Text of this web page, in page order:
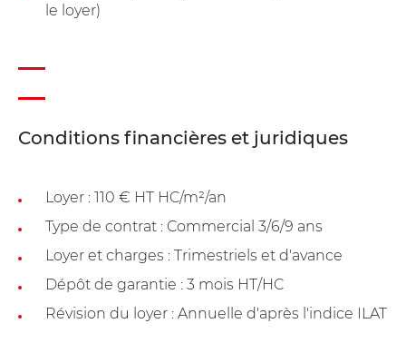
le loyer)
Conditions financières et juridiques
Loyer : 110 € HT HC/m²/an
Type de contrat : Commercial 3/6/9 ans
Loyer et charges : Trimestriels et d'avance
Dépôt de garantie : 3 mois HT/HC
Révision du loyer : Annuelle d'après l'indice ILAT